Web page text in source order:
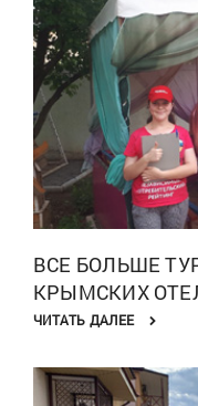
ВСЕ БОЛЬШЕ
КРЫМСКИХ
ЧИТАТЬ ДАЛЕЕ